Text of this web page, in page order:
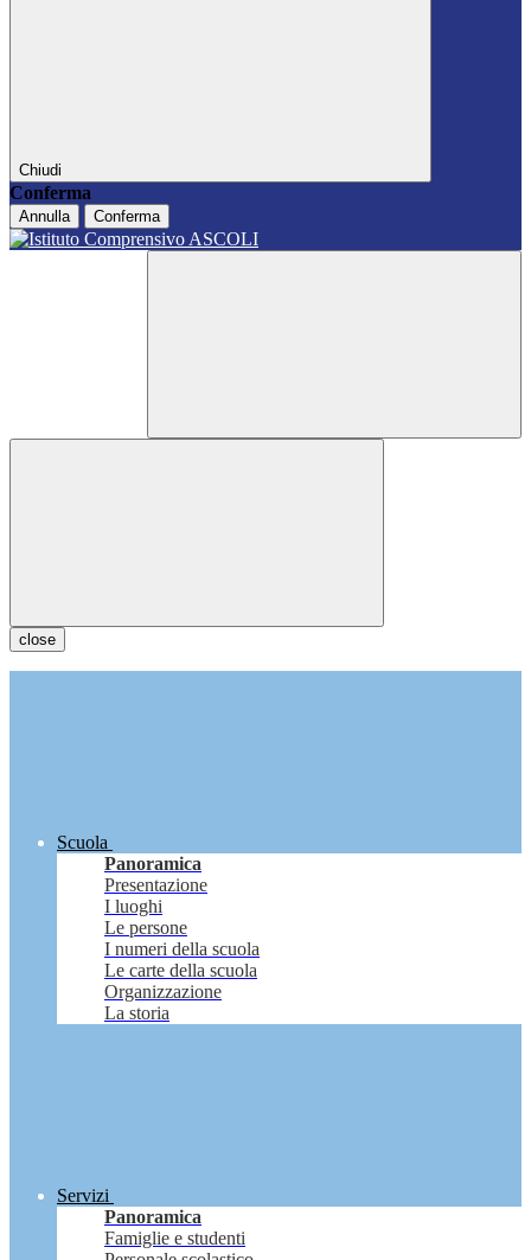
Chiudi
Conferma
Annulla Conferma
close
Scuola
Panoramica
Presentazione
I luoghi
Le persone
I numeri della scuola
Le carte della scuola
Organizzazione
La storia
Servizi
Panoramica
Famiglie e studenti